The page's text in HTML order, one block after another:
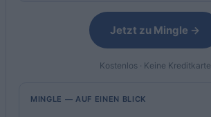
Jetzt zu Mingle →
Kostenlos · Keine Kreditkarte
MINGLE — AUF EINEN BLICK